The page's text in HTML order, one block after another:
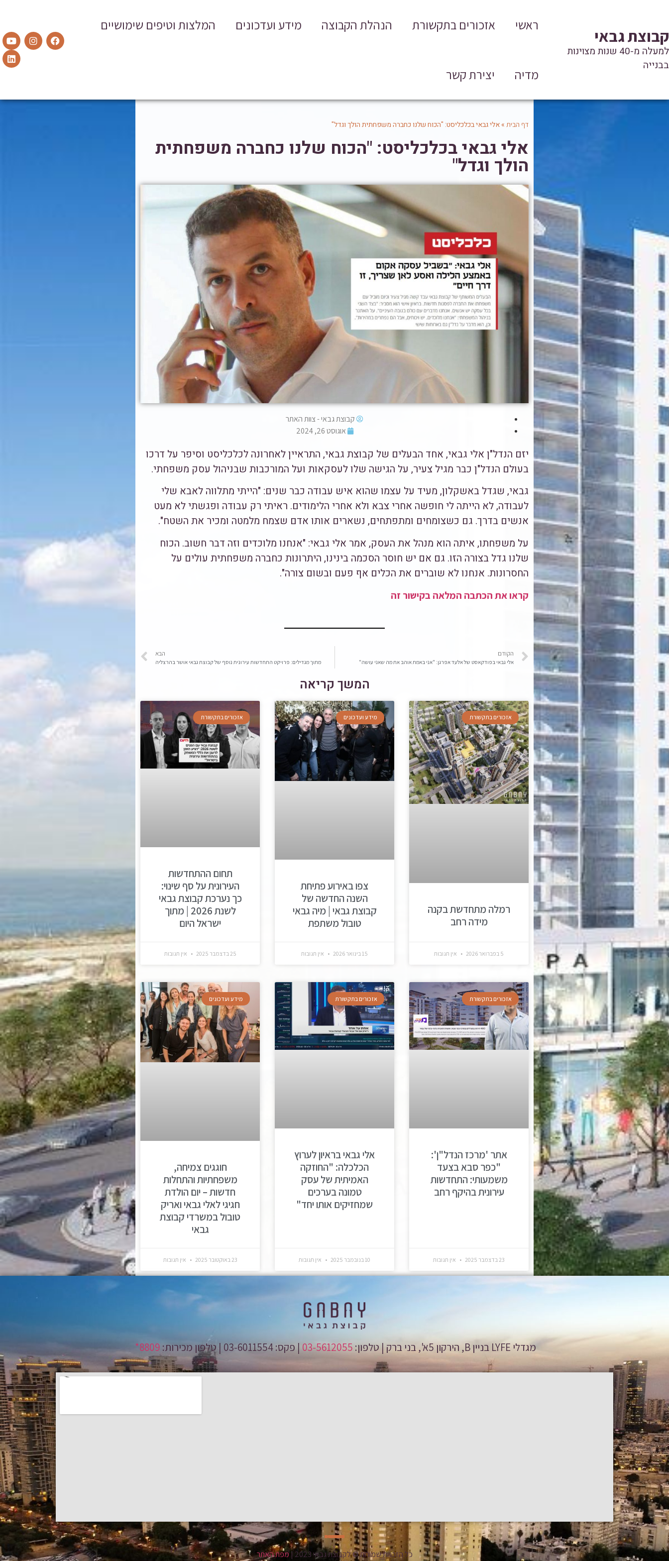
קבוצת גבאי
למעלה מ-40 שנות מצוינות
בבנייה
ראשי אזכורים בתקשורת הנהלת הקבוצה מידע ועדכונים המלצות וטיפים שימושיים
מדיה יצירת קשר
דף הבית »אלי גבאי בכלכליסט: "הכוח שלנו כחברה משפחתית הולך וגדל"
אלי גבאי בכלכליסט: "הכוח שלנו כחברה משפחתית
הולך וגדל"
קבוצת גבאי - צוות האתר
אוגוסט 26, 2024
יזם הנדל"ן אלי גבאי, אחד הבעלים של קבוצת גבאי, התראיין לאחרונה לכלכליסט וסיפר על דרכו
בעולם הנדל"ן כבר מגיל צעיר, על הגישה שלו לעסקאות ועל המורכבות שבניהול עסק משפחתי.
גבאי, שגדל באשקלון, מעיד על עצמו שהוא איש עבודה כבר שנים: "הייתי מתלווה לאבא שלי
לעבודה, לא הייתה לי חופשה אחרי צבא ולא אחרי הלימודים. ראיתי רק עבודה ופגשתי לא מעט
אנשים בדרך. גם כשצומחים ומתפתחים, נשארים אותו אדם שצמח מלמטה ומכיר את השטח".
על משפחתו, איתה הוא מנהל את העסק, אמר אלי גבאי: "אנחנו מלוכדים וזה דבר חשוב. הכוח
שלנו גדל בצורה הזו. גם אם יש חוסר הסכמה בינינו, היתרונות כחברה משפחתית עולים על
החסרונות. אנחנו לא שוברים את הכלים אף פעם ובשום צורה".
קראו את הכתבה המלאה בקישור זה
הקודם
אלי גבאי בפודקאסט של אלעד אפרגן: "אני באמת אוהב את מה שאני עושה"
הבא
מתוך מגדילים: פרויקט התחדשות עירונית נוסף של קבוצת גבאי אושר בהרצליה
המשך קריאה
אזכורים בתקשורת
רמלה מתחדשת בקנה
מידה רחב
5 בפברואר 2026 אין תגובות
מידע ועדכונים
צפו באירוע פתיחת
השנה החדשה של
קבוצת גבאי | מיה גבאי
טובול משתפת
15 בינואר 2026 אין תגובות
אזכורים בתקשורת
תחום ההתחדשות
העירונית על סף שינוי:
כך נערכת קבוצת גבאי
לשנת 2026 | מתוך
ישראל היום
25 בדצמבר 2025 אין תגובות
אזכורים בתקשורת
אתר 'מרכז הנדל"ן':
"כפר סבא בצעד
משמעותי: התחדשות
עירונית בהיקף רחב
23 בדצמבר 2025 אין תגובות
אזכורים בתקשורת
אלי גבאי בראיון לערוץ
הכלכלה: "החוזקה
האמיתית של עסק
טמונה בערכים
שמחזיקים אותו יחד"
10 בנובמבר 2025 אין תגובות
מידע ועדכונים
חוגגים צמיחה,
משפחתיות והתחלות
חדשות – יום הולדת
חגיגי לאלי גבאי ואריק
טובול במשרדי קבוצת
גבאי
23 באוקטובר 2025 אין תגובות
מגדלי LYFE בניין B, הירקון 5א', בני ברק | טלפון: 03-5612055 | פקס: 03-6011554 | טלפון מכירות: 8809*
כל הזכויות שמורות © לקבוצת גבאי 2023 | מפת האתר